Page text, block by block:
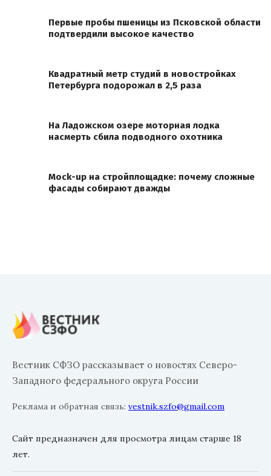
Первые пробы пшеницы из Псковской области
подтвердили высокое качество
Квадратный метр студий в новостройках
Петербурга подорожал в 2,5 раза
На Ладожском озере моторная лодка
насмерть сбила подводного охотника
Mock-up на стройплощадке: почему сложные
фасады собирают дважды
Вестник СФЗО рассказывает о новостях Северо-
Западного федерального округа России
Реклама и обратная связь: vestnik.szfo@gmail.com
Сайт предназначен для просмотра лицам старше 18
лет.